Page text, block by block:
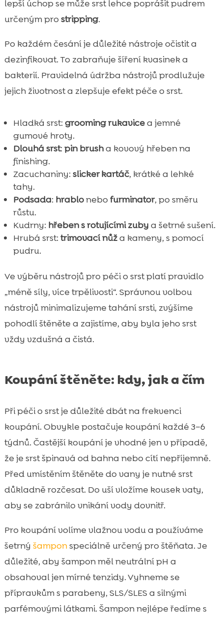
lepší úchop se může srst lehce poprášit pudrem
určeným pro stripping.
Po každém česání je důležité nástroje očistit a
dezinfikovat. To zabraňuje šíření kvasinek a
bakterií. Pravidelná údržba nástrojů prodlužuje
jejich životnost a zlepšuje efekt péče o srst.
Hladká srst: grooming rukavicea jemné
gumové hroty.
Dlouhá srst: pin brusha kovový hřeben na
finishing.
Zacuchaniny: slicker kartáč, krátké a lehké
tahy.
Podsada: hrablonebo furminator, po směru
růstu.
Kudrny: hřeben s rotujícími zuby a šetrné sušení.
Hrubá srst: trimovací nůža kameny, s pomocí
pudru.
Ve výběru nástrojů pro péči o srst platí pravidlo
„méně síly, více trpělivosti“. Správnou volbou
nástrojů minimalizujeme tahání srsti, zvýšíme
pohodlí štěněte a zajistíme, aby byla jeho srst
vždy vzdušná a čistá.
Koupání štěněte: kdy, jak a čím
Při péči o srst je důležité dbát na frekvenci
koupání. Obvykle postačuje koupání každé 3–6
týdnů. Častější koupání je vhodné jen v případě,
že je srst špinavá od bahna nebo cítí nepříjemně.
Před umístěním štěněte do vany je nutné srst
důkladně rozčesat. Do uší vložíme kousek vaty,
aby se zabránilo vnikání vody dovnitř.
Pro koupání volíme vlažnou vodu a používáme
šetrný šamponspeciálně určený pro štěňata. Je
důležité, aby šampon měl neutrální pH a
obsahoval jen mírné tenzidy. Vyhneme se
přípravkům s parabeny, SLS/SLES a silnými
parfémovými látkami. Šampon nejlépe ředíme s